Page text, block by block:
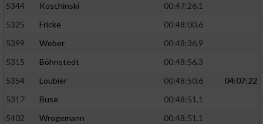
5344
Koschinski
00:47:26.1
5325
Fricke
00:48:00.6
5399
Weber
00:48:36.9
5315
Böhnstedt
00:48:56.3
5354
Loubier 00:48:50.6
04:07:22
5317
Buse
00:48:51.1
5402
Wrogemann
00:48:51.1